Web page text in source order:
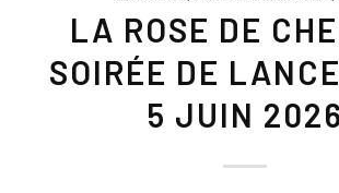
LA ROSE DE
SOIRÉE DE
5 JUIN 2026